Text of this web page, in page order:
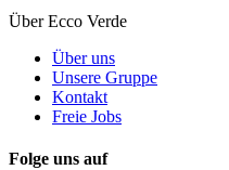
Über Ecco Verde
Über uns
Unsere Gruppe
Kontakt
Freie Jobs
Folge uns auf